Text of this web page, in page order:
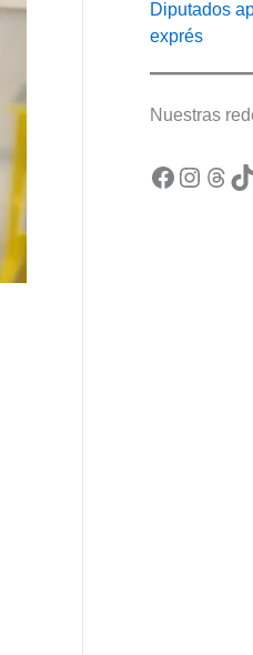
Diputados
exprés
Nuestras
Facebook Instagram Threads TikTok